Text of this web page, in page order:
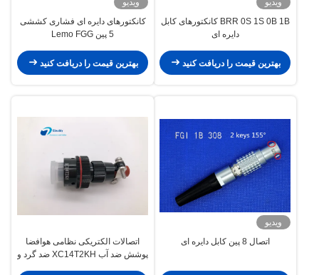
ویدیو
BRR 0S 1S 0B 1B کانکتورهای کابل
دایره ای
بهترین قیمت را دریافت کنید
ویدیو
کانکتورهای دایره ای فشاری کششی
5 پین Lemo FGG
بهترین قیمت را دریافت کنید
ویدیو
اتصال 8 پین کابل دایره ای
اتصالات الکتریکی نظامی هوافضا
پوشش ضد آب XC14T2KH ضد گرد و